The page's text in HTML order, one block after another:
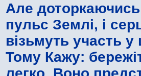
Але доторкаючись
пульс Землі, і
візьмуть участь у
Тому Кажу: